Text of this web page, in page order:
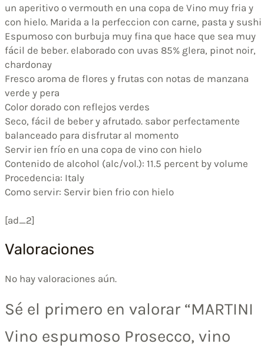
un aperitivo o vermouth en una copa de Vino muy fria y
con hielo. Marida a la perfeccion con carne, pasta y sushi
Espumoso con burbuja muy fina que hace que sea muy
fácil de beber. elaborado con uvas 85% glera, pinot noir,
chardonay
Fresco aroma de flores y frutas con notas de manzana
verde y pera
Color dorado con reflejos verdes
Seco, fácil de beber y afrutado. sabor perfectamente
balanceado para disfrutar al momento
Servir ien frío en una copa de vino con hielo
Contenido de alcohol (alc/vol.): 11.5 percent by volume
Procedencia: Italy
Como servir: Servir bien frio con hielo
[ad_2]
Valoraciones
No hay valoraciones aún.
Sé el primero en valorar “MARTINI
Vino espumoso Prosecco, vino